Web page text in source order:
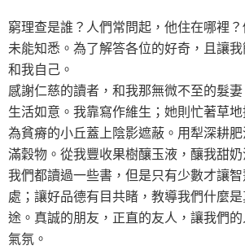
窮理查是誰？人們常問起，他住在哪裡
未能知悉。為了解答各位的好奇，且讓
和我自己。
感謝仁慈的讀者，和我那無微不至的髮妻
生活如意。我靠寫作維生；她則忙著草
為貧瘠的小丘蓋上陰影遮蔽。用犁深耕
滿穀物。從我豐收果樹釀玉液，釀我甜
我們都讀過一些書，但是只有少數才讓
處；讓好品德有目共睹，教導我們什麼
途。真誠的朋友，正直的友人，讓我們
氣氛。